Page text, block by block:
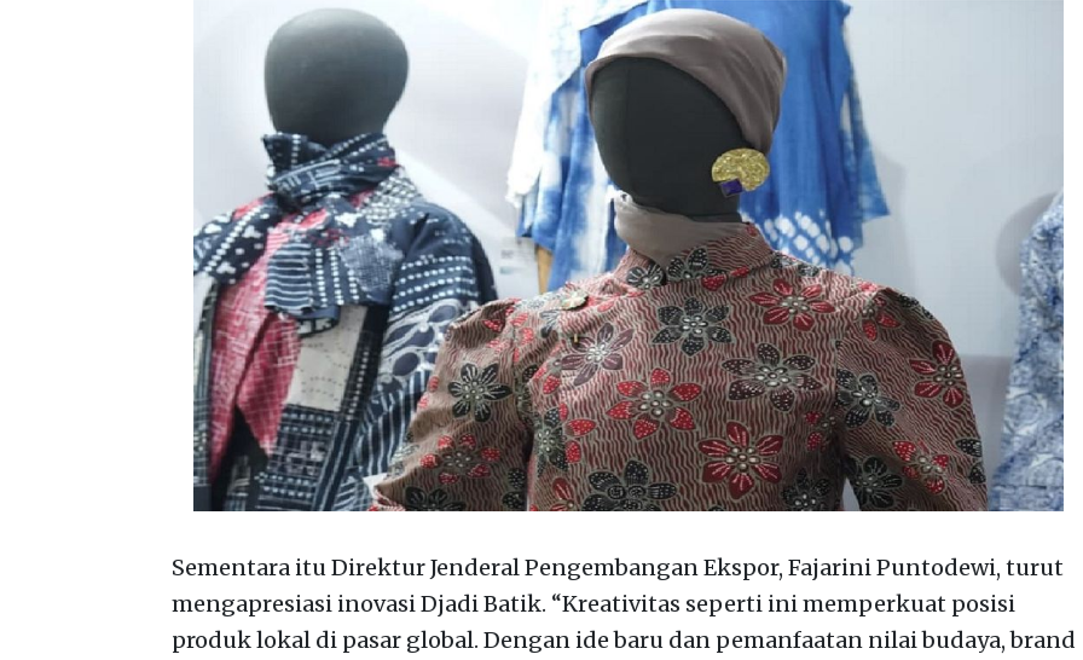
Sementara itu Direktur Jenderal Pengembangan Ekspor, Fajarini Puntodewi, turut
mengapresiasi inovasi Djadi Batik. “Kreativitas seperti ini memperkuat posisi
produk lokal di pasar global. Dengan ide baru dan pemanfaatan nilai budaya, brand